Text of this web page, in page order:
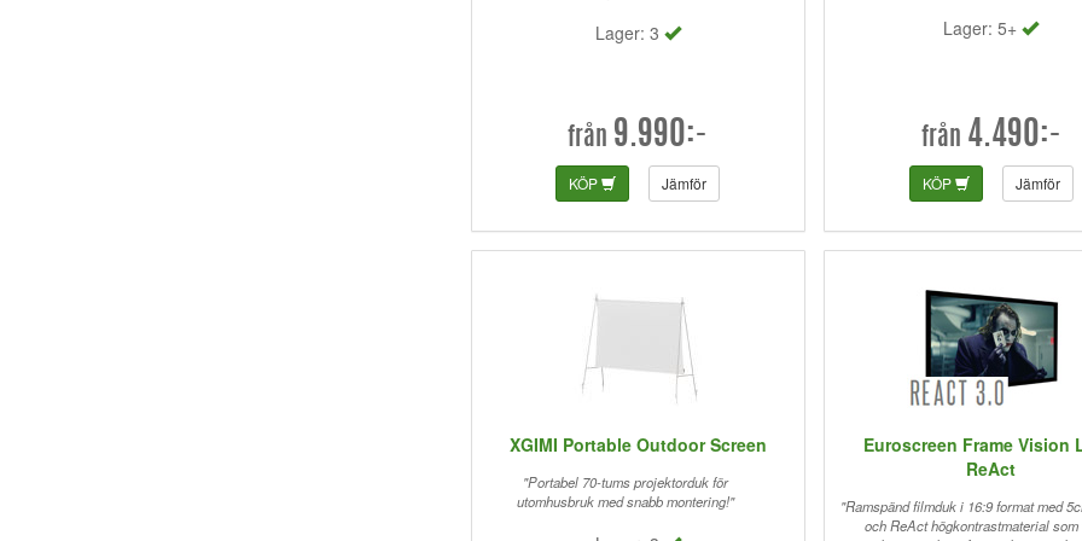
duken är minst lika viktig som projektorn :)
Lager: 3
från 9.990:-
KÖP Jämför
Lager: 5+
från 4.490:-
KÖP Jämför
XGIMI Portable Outdoor Screen
"Portabel 70-tums projektorduk för
utomhusbruk med snabb montering!"
Euroscreen Frame Vision
ReAct
"Ramspänd filmduk i 16:9 format med
och ReAct högkontrastmaterial